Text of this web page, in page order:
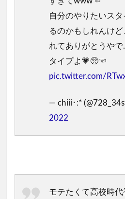
自分のやりたいス
るのかもしれんけど
れてありがとうや
タイプよ💗🥺☜
pic.twitter.com/
— chiii･:*
2022
モテたくて高校時